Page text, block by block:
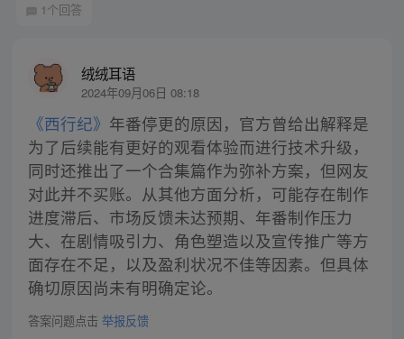
1个回答
绒绒耳语
2024年09月06日 08:18
《西行纪》 年番停更的原因，官方曾给出解释是
为了后续能有更好的观看体验而进行技术升级，
同时还推出了一个合集篇作为弥补方案，但网友
对此并不买账。从其他方面分析，可能存在制作
进度滞后、市场反馈未达预期、年番制作压力
大、在剧情吸引力、角色塑造以及宣传推广等方
面存在不足，以及盈利状况不佳等因素。但具体
确切原因尚未有明确定论。
答案问题点击 举报反馈